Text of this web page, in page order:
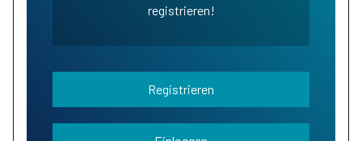
registrieren!
Registrieren